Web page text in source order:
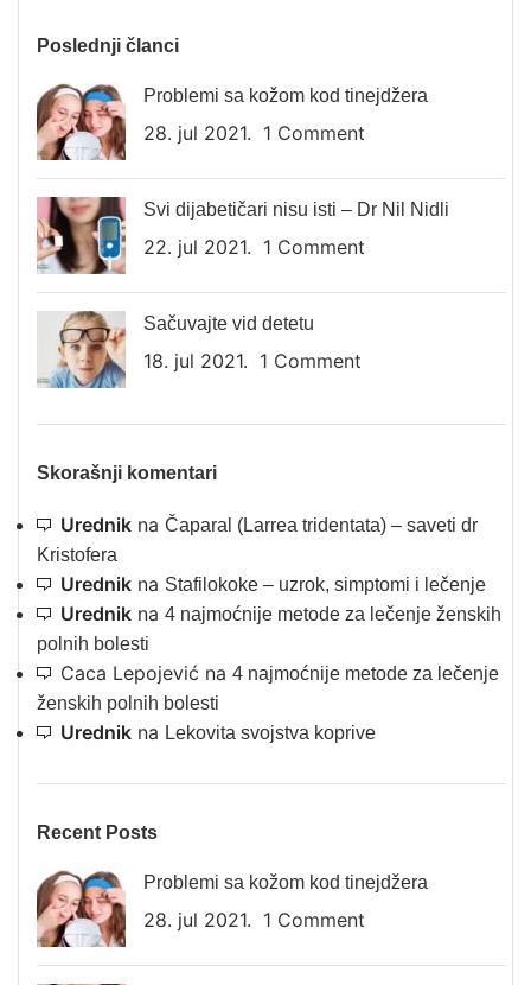
Poslednji članci
Problemi sa kožom kod tinejdžera
28. jul 2021. 1 Comment
Svi dijabetičari nisu isti – Dr Nil Nidli
22. jul 2021. 1 Comment
Sačuvajte vid detetu
18. jul 2021. 1 Comment
Skorašnji komentari
Urednik na Čaparal (Larrea tridentata) – saveti dr
Kristofera
Urednik na Stafilokoke – uzrok, simptomi i lečenje
Urednik na 4 najmoćnije metode za lečenje ženskih
polnih bolesti
Caca Lepojević na 4 najmoćnije metode za lečenje
ženskih polnih bolesti
Urednik na Lekovita svojstva koprive
Recent Posts
Problemi sa kožom kod tinejdžera
28. jul 2021. 1 Comment